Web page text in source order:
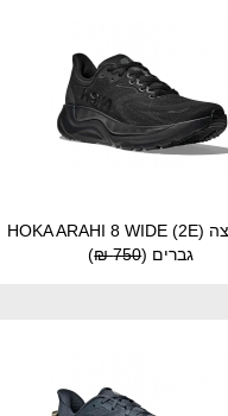
נעלי ריצה HOKA ARAHI 8 WIDE (2E)
גברים (
750 ₪
)